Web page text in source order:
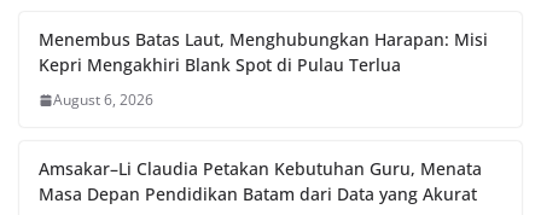
Menembus Batas Laut, Menghubungkan Harapan: Misi
Kepri Mengakhiri Blank Spot di Pulau Terlua
August 6, 2026
Amsakar–Li Claudia Petakan Kebutuhan Guru, Menata
Masa Depan Pendidikan Batam dari Data yang Akurat